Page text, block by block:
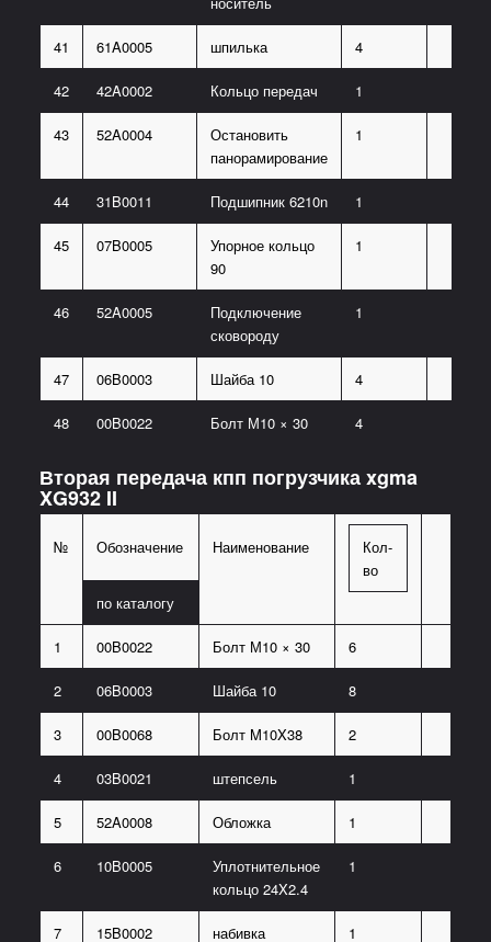
41 61A0005 шпилька 4
42 42A0002 Кольцо передач 1
43 52A0004
Остановить
панорамирование
1
44 31B0011 Подшипник 6210n 1
45 07B0005
Упорное кольцо
90
1
46 52A0005
Подключение
сковороду
1
47 06B0003 Шайба 10 4
48 00B0022 Болт М10 × 30 4
Вторая передача кпп погрузчика xgma
XG932 II
№ Обозначение Наименование
Кол-
во
по каталогу
1 00B0022 Болт М10 × 30 6
2 06B0003 Шайба 10 8
3 00B0068 Болт M10X38 2
4 03B0021 штепсель 1
5 52A0008 Обложка 1
6 10B0005
Уплотнительное
кольцо 24X2.4
1
7 15B0002 набивка 1